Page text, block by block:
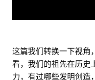
这篇我们转换一下视角
看，我们的祖先在历史
力，有过哪些发明创造